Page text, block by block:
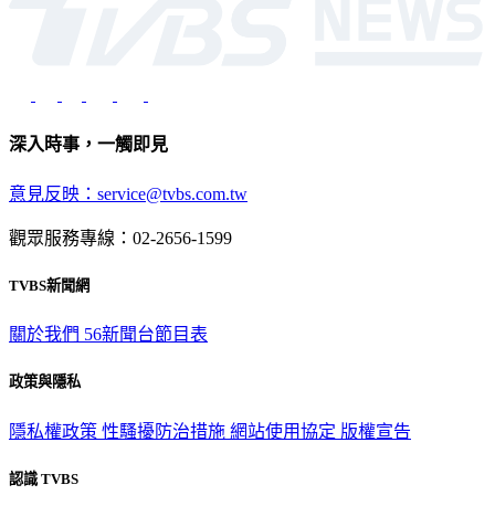
深入時事，一觸即見
意見反映：service@tvbs.com.tw
觀眾服務專線：02-2656-1599
TVBS新聞網
關於我們 56新聞台節目表
政策與隱私
隱私權政策 性騷擾防治措施 網站使用協定 版權宣告
認識 TVBS